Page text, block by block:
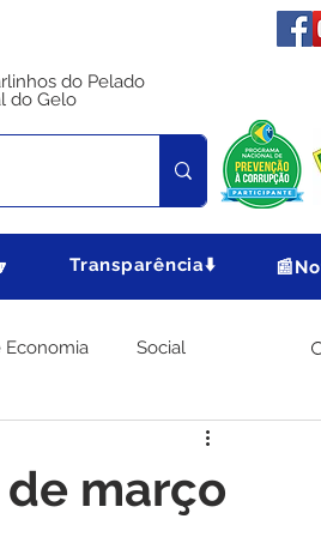
do Pelado
do Gelo
Transparência⬇️
Economia Social
Meio Ambiente
março